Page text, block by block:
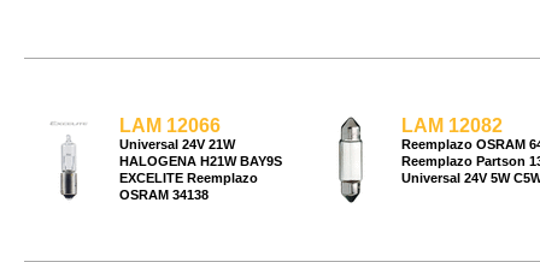
LAM 12066
Universal 24V 21W
HALOGENA H21W BAY9S
EXCELITE Reemplazo
OSRAM 34138
LAM 12082
Reemplazo OSRAM
Reemplazo Partson
Universal 24V 5W